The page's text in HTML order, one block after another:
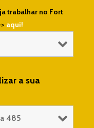
trabalhar no Fort
aqui!
a sua